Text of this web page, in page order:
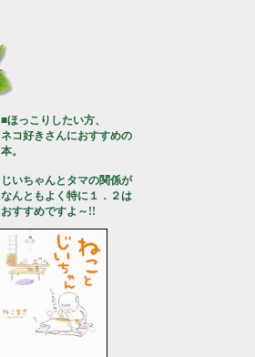
■ほっこりしたい方、
ネコ好きさんにおすすめの
本。
じいちゃんとタマの関係が
なんともよく特に１．２は
おすすめですよ～!!